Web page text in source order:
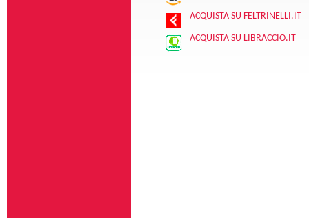
ACQUISTA SU FELTRINELLI.IT
ACQUISTA SU LIBRACCIO.IT